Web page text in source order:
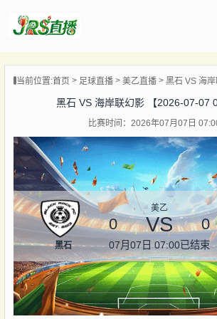
播
像
讯
直播
当前位置:首页 足球直播 美乙直播
黑石 VS 海岸联幻影 【2026-07-07
比赛时间：2026年07月07日
黑石
美乙
0 VS 0
07月07日 07:00已结束